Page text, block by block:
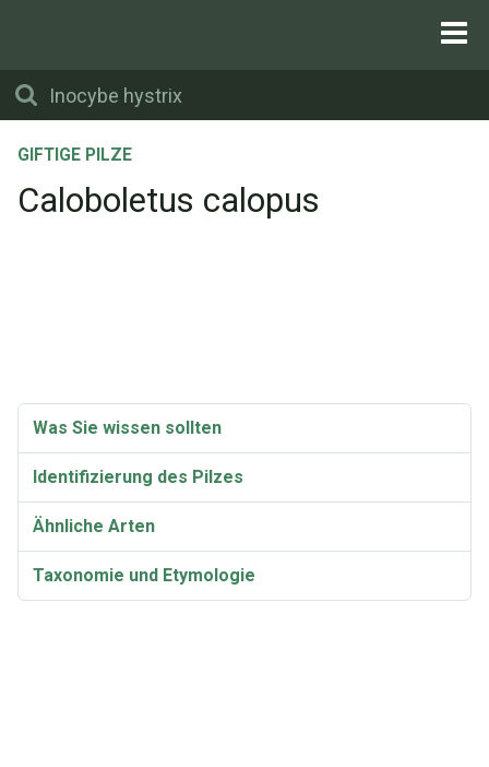
GIFTIGE PILZE
Caloboletus calopus
Was Sie wissen sollten
Identifizierung des Pilzes
Ähnliche Arten
Taxonomie und Etymologie